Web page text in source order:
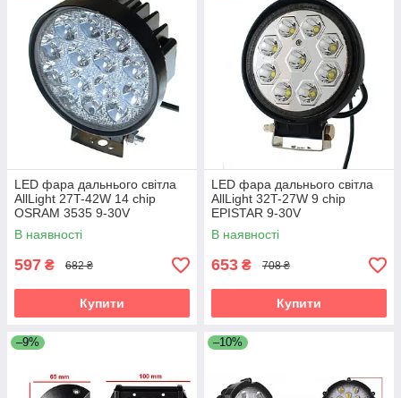
LED фара дальнього світла
AllLight 27T-42W 14 chip
OSRAM 3535 9-30V
В наявності
597 ₴ 682 ₴
Купити
LED фара дальнього світла
AllLight 32T-27W 9 chip
EPISTAR 9-30V
В наявності
653 ₴ 708 ₴
Купити
–9% –10%